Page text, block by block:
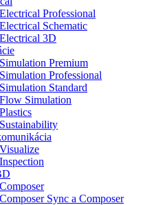
Professional
Schematic
3D
Premium
Professional
Standard
Simulation
Sync a Composer